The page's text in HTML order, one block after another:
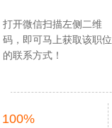
打开微信扫描左侧二维
码，即可马上获取该职位
的联系方式！
100%